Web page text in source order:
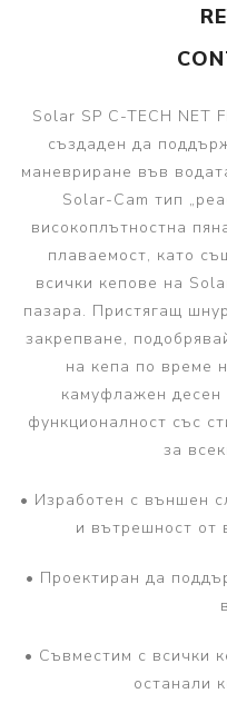
Solar SP C-TECH NET
създаден да
маневриране във
Solar-Cam тип
високоплътностна
плаваемост, като
всички кепове на
пазара. Пристягащ
закрепване,
на кепа по време
камуфлажен десен
функционалност със
за
• Изработен с външен
и вътрешност от
• Проектиран да
• Съвместим с всички
останали